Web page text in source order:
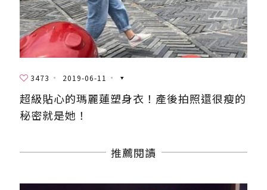
3473 2019-06-11
超級貼心的瑪麗蓮塑身衣！產後拍照還很瘦的
秘密就是她！
推薦閱讀